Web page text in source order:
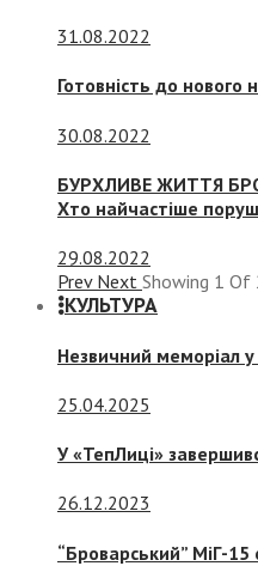
31.08.2022
Готовність до
30.08.2022
БУРХЛИВЕ ЖИТТЯ
Хто найчастіше
29.08.2022
Prev Next Showing 1 Of
КУЛЬТУРА
Незвичний меморіал
25.04.2025
У «ТепЛиці»
26.12.2023
“Броварський” МіГ-15